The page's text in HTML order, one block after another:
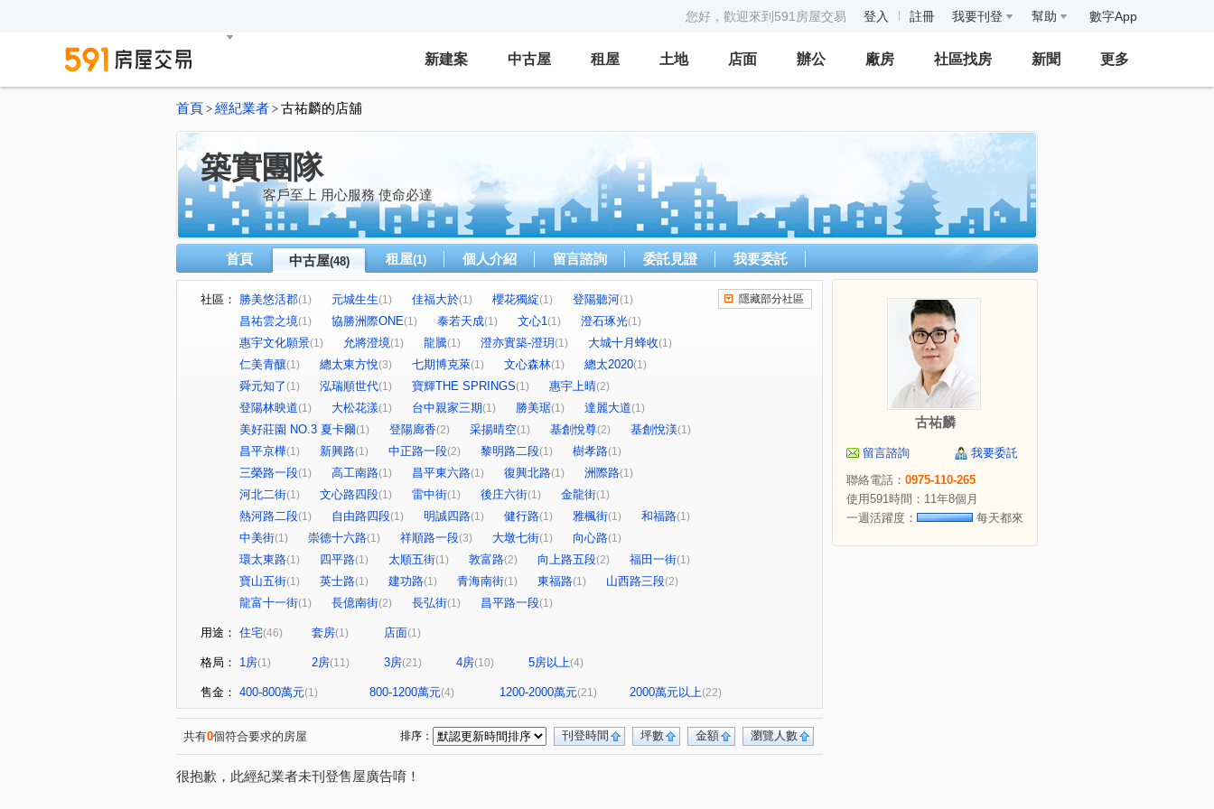
您好，歡迎來到591房屋交易 登入 註冊 我要刊登 幫助 數字App
新建案 中古屋 租屋 土地 店面 辦公 廠房 社區找房 新聞 更多
首頁 > 經紀業者 > 古祐麟的店舖
築實團隊
客戶至上 用心服務 使命必達
首頁 中古屋(48) 租屋(1) 個人介紹 留言諮詢 委託見證 我要委託
社區： 勝美悠活郡(1) 元城生生(1) 佳福大於(1) 櫻花獨綻(1) 登陽聽河(1)
昌祐雲之境(1) 協勝洲際ONE(1) 泰若天成(1) 文心1(1) 澄石琢光(1)
惠宇文化願景(1) 允將澄境(1) 龍騰(1) 澄亦實築-澄玥(1) 大城十月蜂收(1)
仁美青釀(1) 總太東方悅(3) 七期博克萊(1) 文心森林(1) 總太2020(1)
舜元知了 (1) 泓瑞順世代(1) 寶輝THE SPRINGS(1) 惠宇上晴(2)
登陽林映道(1) 大松花漾(1) 台中親家三期(1) 勝美琚(1) 達麗大道(1)
美好莊園 NO.3 夏卡爾(1) 登陽廊香(2) 采揚晴空(1) 基創悅尊(2) 基創悅渼(1)
昌平京樺(1) 新興路(1) 中正路一段(2) 黎明路二段(1) 樹孝路(1)
三榮路一段(1) 高工南路(1) 昌平東六路(1) 復興北路(1) 洲際路(1)
河北二街(1) 文心路四段(1) 雷中街(1) 後庄六街(1) 金龍街(1)
熱河路二段(1) 自由路四段(1) 明誠四路(1) 健行路(1) 雅楓街(1) 和福路(1)
中美街(1) 崇德十六路(1) 祥順路一段(3) 大墩七街(1) 向心路(1)
環太東路(1) 四平路(1) 太順五街(1) 敦富路(2) 向上路五段(2) 福田一街(1)
寶山五街(1) 英士路(1) 建功路(1) 青海南街(1) 東福路(1) 山西路三段(2)
龍富十一街(1) 長億南街(2) 長弘街(1) 昌平路一段(1)
隱藏部分社區
用途： 住宅(46) 套房(1) 店面(1)
格局： 1房(1) 2房(11) 3房(21) 4房(10) 5房以上(4)
售金： 400-800萬元(1) 800-1200萬元(4) 1200-2000萬元(21) 2000萬元以上(22)
共有0個符合要求的房屋 瀏覽人數
金額
坪數
刊登時間
排序：
很抱歉，此經紀業者未刊登售屋廣告唷！
古祐麟
留言諮詢
我要委託
聯絡電話： 0975-110-265
使用591時間：11年8個月
一週活躍度：
每天都來